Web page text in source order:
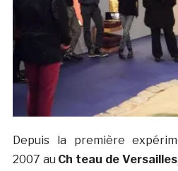
Depuis la première
2007 au Ch teau de Versailles